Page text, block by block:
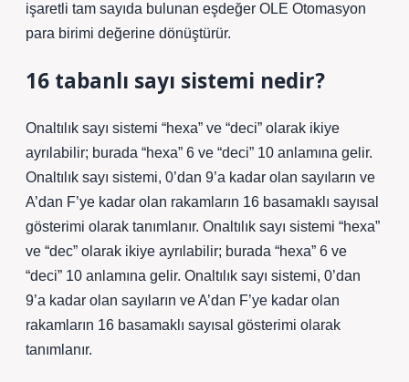
işaretli tam sayıda bulunan eşdeğer OLE Otomasyon
para birimi değerine dönüştürür.
16 tabanlı sayı sistemi nedir?
Onaltılık sayı sistemi “hexa” ve “deci” olarak ikiye
ayrılabilir; burada “hexa” 6 ve “deci” 10 anlamına gelir.
Onaltılık sayı sistemi, 0’dan 9’a kadar olan sayıların ve
A’dan F’ye kadar olan rakamların 16 basamaklı sayısal
gösterimi olarak tanımlanır. Onaltılık sayı sistemi “hexa”
ve “dec” olarak ikiye ayrılabilir; burada “hexa” 6 ve
“deci” 10 anlamına gelir. Onaltılık sayı sistemi, 0’dan
9’a kadar olan sayıların ve A’dan F’ye kadar olan
rakamların 16 basamaklı sayısal gösterimi olarak
tanımlanır.